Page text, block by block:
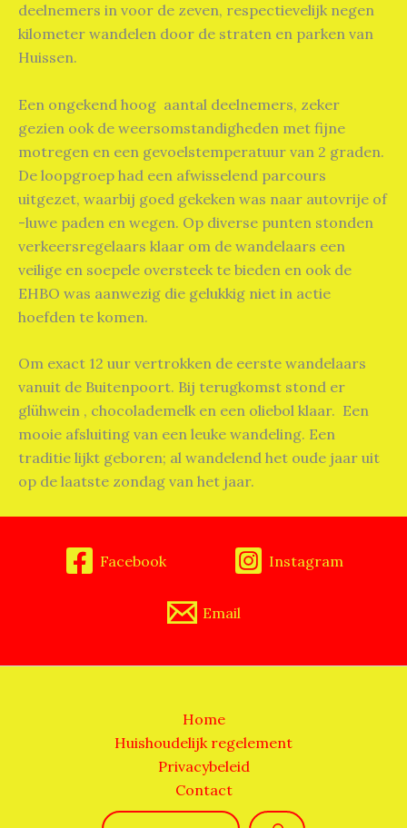
deelnemers in voor de zeven, respectievelijk negen
kilometer wandelen door de straten en parken van
Huissen.
Een ongekend hoog aantal deelnemers, zeker
gezien ook de weersomstandigheden met fijne
motregen en een gevoelstemperatuur van 2 graden.
De loopgroep had een afwisselend parcours
uitgezet, waarbij goed gekeken was naar autovrije of
-luwe paden en wegen. Op diverse punten stonden
verkeersregelaars klaar om de wandelaars een
veilige en soepele oversteek te bieden en ook de
EHBO was aanwezig die gelukkig niet in actie
hoefden te komen.
Om exact 12 uur vertrokken de eerste wandelaars
vanuit de Buitenpoort. Bij terugkomst stond er
glühwein , chocolademelk en een oliebol klaar. Een
mooie afsluiting van een leuke wandeling. Een
traditie lijkt geboren; al wandelend het oude jaar uit
op de laatste zondag van het jaar.
Facebook Instagram
Email
Home
Huishoudelijk regelement
Privacybeleid
Contact
Zoeken